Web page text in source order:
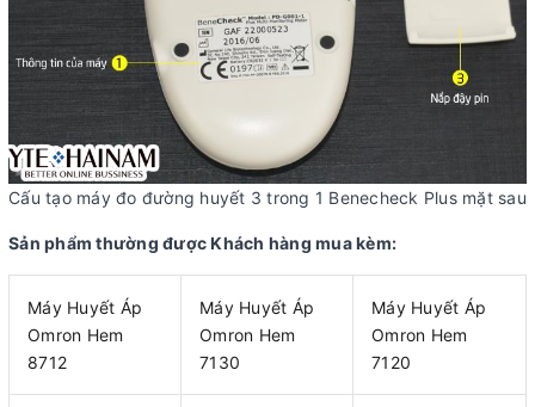
Cấu tạo máy đo đường huyết 3 trong 1 Benecheck Plus mặt sau
Sản phẩm thường được Khách hàng mua kèm:
Máy Huyết Áp
Omron Hem
8712
Máy Huyết Áp
Omron Hem
7130
Máy Huyết Áp
Omron Hem
7120